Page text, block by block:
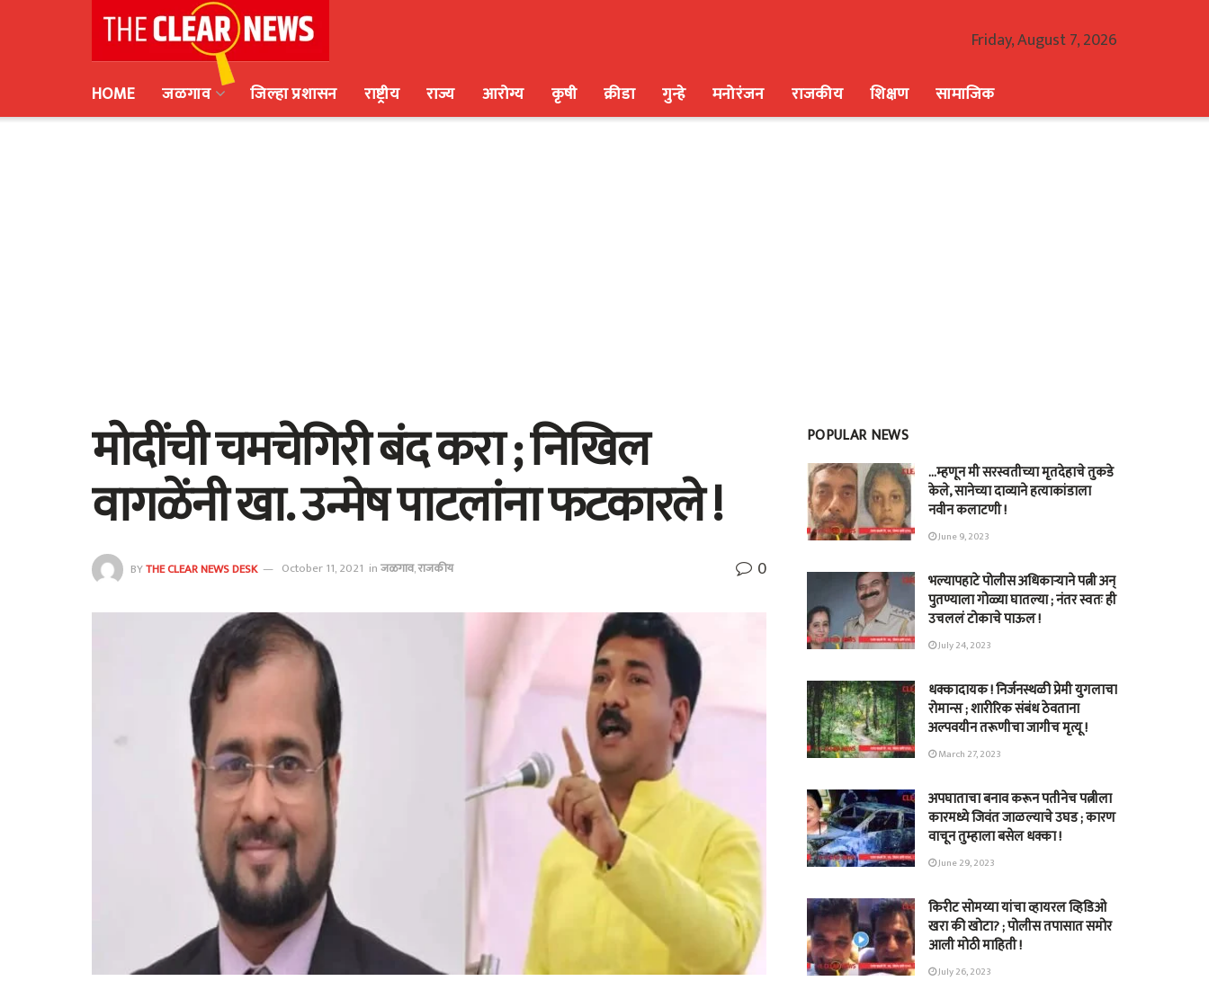
Friday, August 7, 2026
HOME
जळगाव जिल्हा प्रशासन राष्ट्रीय राज्य आरोग्य कृषी क्रीडा गुन्हे मनोरंजन राजकीय शिक्षण सामाजिक
मोदींची चमचेगिरी बंद करा ; निखिल
वागळेंनी खा. उन्मेष पाटलांना फटकारले !
BYTHE CLEAR NEWS DESK October 11, 2021 inजळगाव,राजकीय 0
POPULAR NEWS
…म्हणून मी सरस्वतीच्या मृतदेहाचे तुकडे
केले, सानेच्या दाव्याने हत्याकांडाला
नवीन कलाटणी !
June 9, 2023
भल्यापहाटे पोलीस अधिकाऱ्याने पत्नी अन्
पुतण्याला गोळ्या घातल्या ; नंतर स्वतः ही
उचललं टोकाचे पाऊल !
July 24, 2023
धक्कादायक ! निर्जनस्थळी प्रेमी युगलाचा
रोमान्स ; शारीरिक संबंध ठेवताना
अल्पवयीन तरूणीचा जागीच मृत्यू !
March 27, 2023
अपघाताचा बनाव करून पतीनेच‎ पत्नीला
कारमध्ये जिवंत जाळल्याचे उघड ; कारण
वाचून तुम्हाला बसेल धक्का !
June 29, 2023
किरीट सोमय्या यांचा व्हायरल व्हिडिओ
खरा की खोटा? ; पोलीस तपासात समोर
आली मोठी माहिती !
July 26, 2023